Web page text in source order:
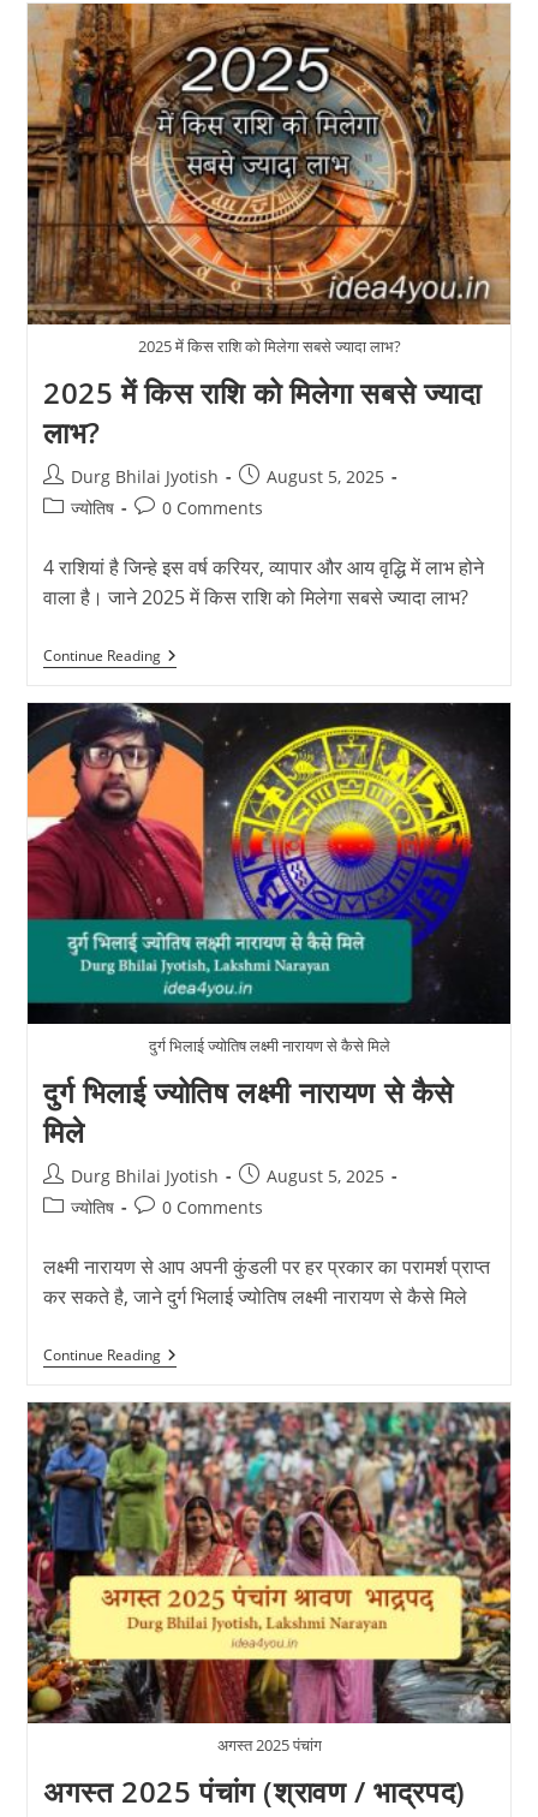
उनके
ग्रह
स्वामी
और
प्रत्येक
राशि
के
स्वभाव
(कार्य)
2025 में किस राशि को मिलेगा सबसे ज्यादा लाभ?
2025 में किस राशि को मिलेगा सबसे ज्यादा
लाभ?
Post
author:
Durg Bhilai Jyotish
Post
published:
August 5, 2025
Postज्योतिष
Post0 Comments
4 राशियां है जिन्हे इस वर्ष करियर, व्यापार और आय वृद्धि में लाभ होने
वाला है। जाने 2025 में किस राशि को मिलेगा सबसे ज्यादा लाभ?
Continue Reading2025
में
राशि
को
मिलेगा
सबसे
दुर्ग भिलाई ज्योतिष लक्ष्मी नारायण से कैसे मिले
दुर्ग भिलाई ज्योतिष लक्ष्मी नारायण से कैसे
मिले
Post
author:
Durg Bhilai Jyotish
Post
published:
August 5, 2025
Postज्योतिष
Post0 Comments
लक्ष्मी नारायण से आप अपनी कुंडली पर हर प्रकार का परामर्श प्राप्त
कर सकते है, जाने दुर्ग भिलाई ज्योतिष लक्ष्मी नारायण से कैसे मिले
Continue Readingदुर्ग
भिलाई
लक्ष्मी
नारायण
से
कैसे
मिले
अगस्त 2025 पंचांग
अगस्त 2025 पंचांग (श्रावण / भाद्रपद)